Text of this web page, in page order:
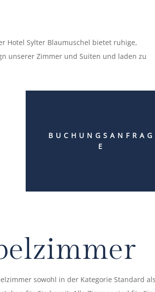
Hotel Sylter Blaumuschel bietet ruhige,
unserer Zimmer und Suiten und laden zu
BUCHUNGSANFRAG
E
sowohl in der Kategorie Standard